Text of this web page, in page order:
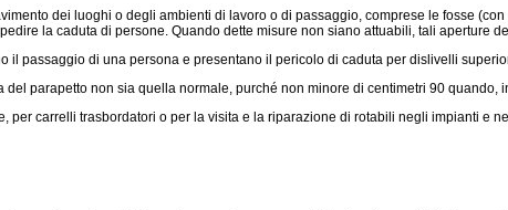
dei luoghi o degli ambienti di lavoro o di passaggio, comprese le fosse
la caduta di persone. Quando dette misure non siano attuabili, tali aperture
passaggio di una persona e presentano il pericolo di caduta per dislivelli
parapetto non sia quella normale, purché non minore di centimetri 90
carrelli trasbordatori o per la visita e la riparazione di rotabili negli impianti e